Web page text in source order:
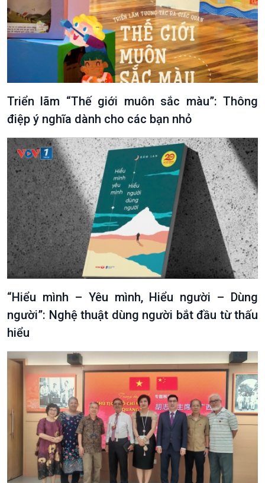
Văn hoá & Du lịch
Tin Văn hoá & Du lịch
Chát với người nổi tiếng
Câu chuyện Thể thao
Multimedia
Ảnh
Video
Infographic
E-Magazine
Triển lãm “Thế giới muôn sắc màu”: Thông
điệp ý nghĩa dành cho các bạn nhỏ
“Hiểu mình – Yêu mình, Hiểu người – Dùng
người”: Nghệ thuật dùng người bắt đầu từ thấu
hiểu